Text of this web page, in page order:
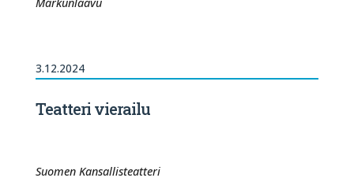
3.12.2024
Teatteri vierailu
Suomen Kansallisteatteri